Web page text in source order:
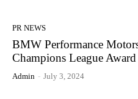
PR NEWS
BMW Performance
Champions League
Admin - July 3, 2024